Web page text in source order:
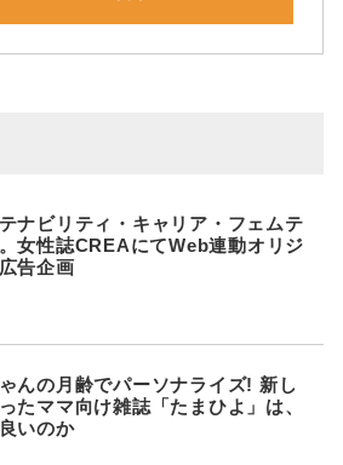
ナビリティ・キャリア・フェムテ
女性誌CREAにてWeb連動オリジ
告企画
んの月齢でパーソナライズ! 新し
たママ向け雑誌「たまひよ」は、
いのか